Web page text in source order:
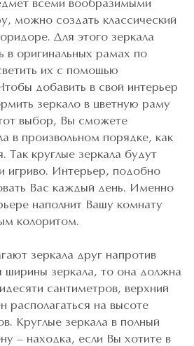
всеми вообразимыми
можно создать классический
Для этого зеркала
оригинальных рамах по
их с помощью
добавить в свой интерьер
зеркало в цветную раму
выбор, Вы сможете
в произвольном порядке, как
Так круглые зеркала будут
игриво. Интерьер, подобно
Вас каждый день. Именно
наполнит Вашу комнату
колоритом.
зеркала друг напротив
ширины зеркала, то она должна
сантиметров, верхний
располагаться на высоте
Круглые зеркала в полный
– находка, если Вы хотите в